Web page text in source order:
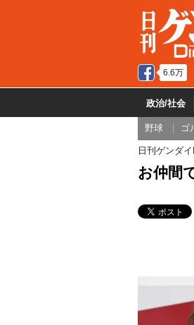
6.6万
政治/社会
野球 ゴ
日刊ゲンダ
お仲間